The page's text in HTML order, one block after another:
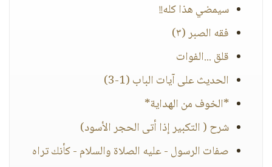
سيمضي هذا كله!!
فقه الصبر (٣)
قلق ...الفوات
الحديث على آيات الباب (1-3)
*الخوف من الهداية*
شرح ( التكبير إذا أتى الحجر الأسود)
صفات الرسول - عليه الصلاة والسلام - كأنك تراه